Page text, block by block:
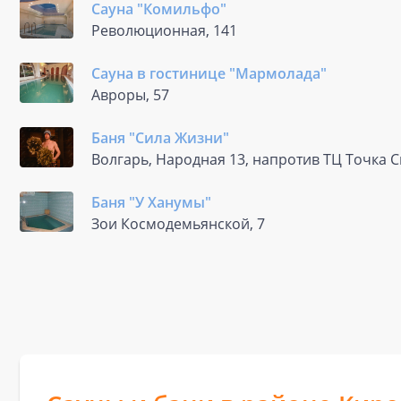
Сауна "Комильфо"
Революционная, 141
Сауна в гостинице "Мармолада"
Авроры, 57
Баня "Сила Жизни"
Волгарь, Народная 13, напротив ТЦ Точка
Баня "У Ханумы"
Зои Космодемьянской, 7